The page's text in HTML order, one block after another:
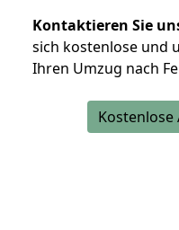
Kontaktieren Sie
sich kostenlose und
Ihren Umzug nach